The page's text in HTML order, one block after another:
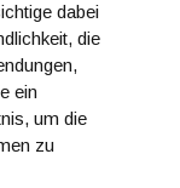
dabei
die
ein
um die
zu